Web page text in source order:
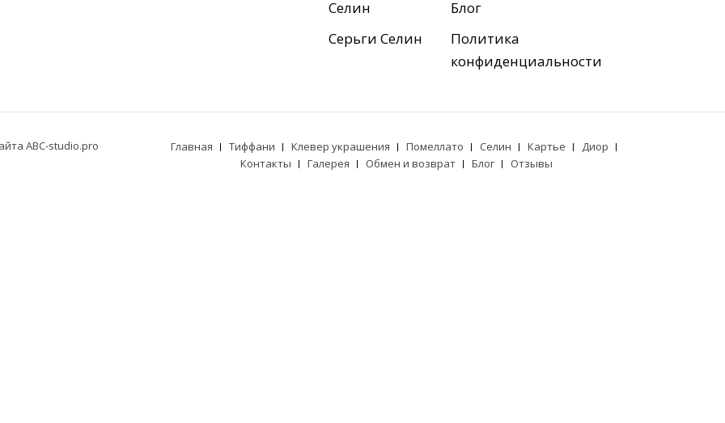
Селин
Серьги Селин
Блог
Политика
конфиденциальности
ABC-studio.pro Главная Тиффани Клевер украшения Помеллато Селин Картье
Диор
Контакты
Галерея Обмен и возврат Блог Отзывы